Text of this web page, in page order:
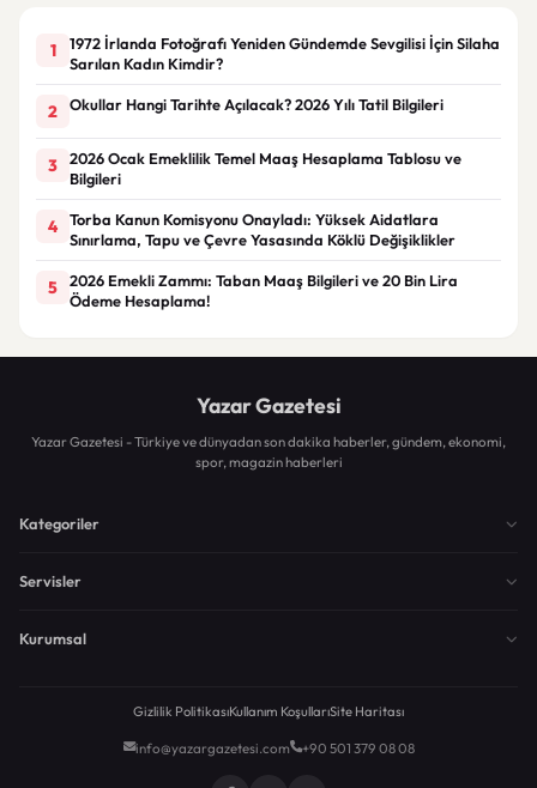
1
1972 İrlanda Fotoğrafı Yeniden Gündemde Sevgilisi İçin Silaha
Sarılan Kadın Kimdir?
2 Okullar Hangi Tarihte Açılacak? 2026 Yılı Tatil Bilgileri
3
2026 Ocak Emeklilik Temel Maaş Hesaplama Tablosu ve
Bilgileri
4
Torba Kanun Komisyonu Onayladı: Yüksek Aidatlara
Sınırlama, Tapu ve Çevre Yasasında Köklü Değişiklikler
5
2026 Emekli Zammı: Taban Maaş Bilgileri ve 20 Bin Lira
Ödeme Hesaplama!
Yazar Gazetesi
Yazar Gazetesi - Türkiye ve dünyadan son dakika haberler, gündem, ekonomi,
spor, magazin haberleri
Kategoriler
Servisler
Kurumsal
Gizlilik PolitikasıKullanım KoşullarıSite Haritası
info@yazargazetesi.com +90 501 379 08 08